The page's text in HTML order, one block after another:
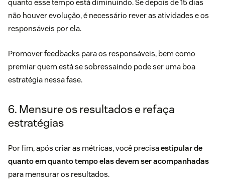
quanto esse tempo está diminuindo. Se depois de 15 dias
não houver evolução, é necessário rever as atividades e os
responsáveis por ela.
Promover feedbacks para os responsáveis, bem como
premiar quem está se sobressaindo pode ser uma boa
estratégia nessa fase.
6. Mensure os resultados e refaça
estratégias
Por fim, após criar as métricas, você precisaestipular de
quanto em quanto tempo elas devem ser acompanhadas
para mensurar os resultados.